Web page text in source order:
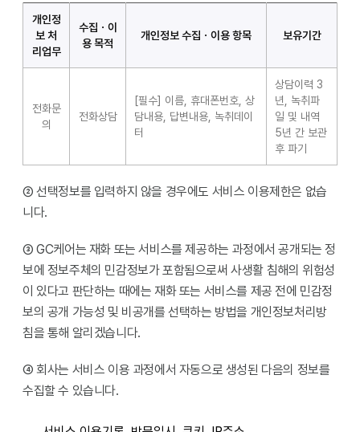
개인정
보 처
리업무
수집ㆍ이
용 목적
개인정보 수집ㆍ이용 항목 보유기간
전화문
의
전화상담
[필수] 이름, 휴대폰번호, 상
담내용, 답변내용, 녹취데이
터
상담이력 3
년, 녹취파
일 및 내역
5년 간 보관
후 파기
② 선택정보를 입력하지 않을 경우에도 서비스 이용제한은 없습
니다.
③ GC케어는 재화 또는 서비스를 제공하는 과정에서 공개되는 정
보에 정보주체의 민감정보가 포함됨으로써 사생활 침해의 위험성
이 있다고 판단하는 때에는 재화 또는 서비스를 제공 전에 민감정
보의 공개 가능성 및 비공개를 선택하는 방법을 개인정보처리방
침을 통해 알리겠습니다.
④ 회사는 서비스 이용 과정에서 자동으로 생성된 다음의 정보를
수집할 수 있습니다.